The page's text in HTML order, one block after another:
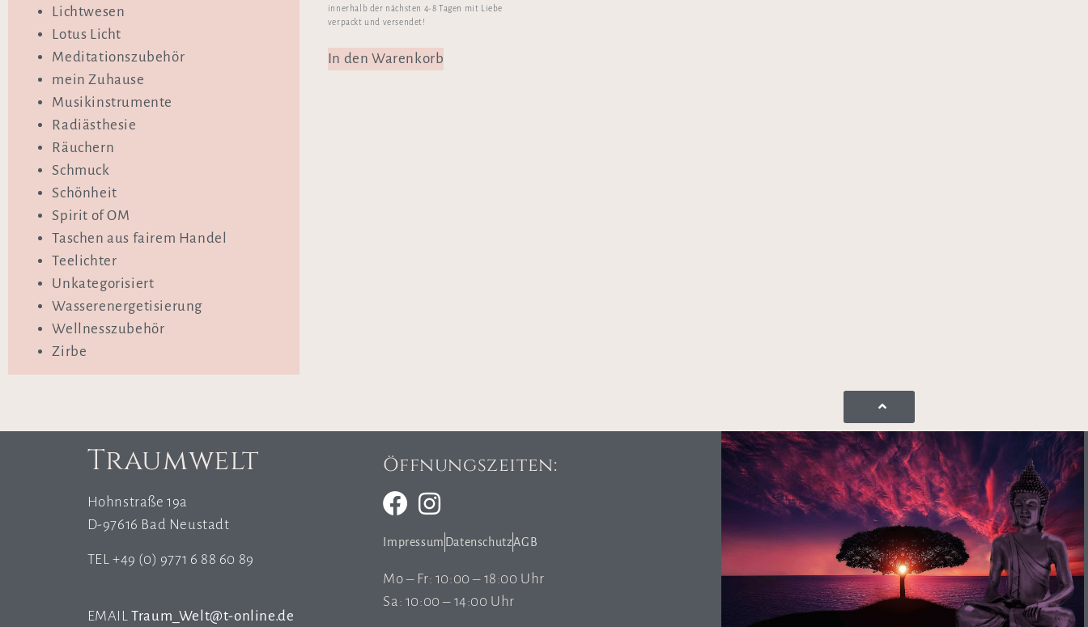
Lichtwesen
Lotus Licht
Meditationszubehör
mein Zuhause
Musikinstrumente
Radiästhesie
Räuchern
Schmuck
Schönheit
Spirit of OM
Taschen aus fairem Handel
Teelichter
Unkategorisiert
Wasserenergetisierung
Wellnesszubehör
Zirbe
innerhalb der nächsten 4-8 Tagen mit Liebe
verpackt und versendet!
In den Warenkorb
Traumwelt
Hohnstraße 19a
D-97616 Bad Neustadt
TEL +49 (0) 9771 6 88 60 89
EMAILTraum_Welt@t-online.de
Öffnungszeiten:
Impressum DatenschutzAGB
Mo – Fr: 10:00 – 18:00 Uhr
Sa: 10:00 – 14:00 Uhr